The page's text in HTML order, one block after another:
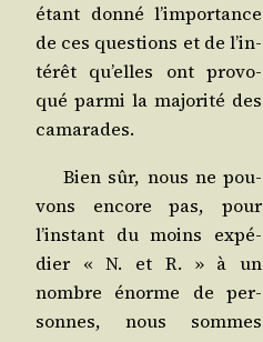
étant don­né l’im­por­tance
de ces ques­tions et de l’in­
té­rêt qu’elles ont pro­vo­
qué par­mi la majo­ri­té des
camarades.
Bien sûr, nous ne pou­
vons encore pas, pour
l’ins­tant du moins expé­
dier « N. et R. » à un
nombre énorme de per­
sonnes, nous sommes